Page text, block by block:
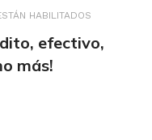
HABILITADOS
efectivo,
más!